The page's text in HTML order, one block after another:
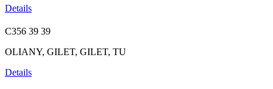
Details
C356 39 39
OLIANY, GILET, GILET, TU
Details